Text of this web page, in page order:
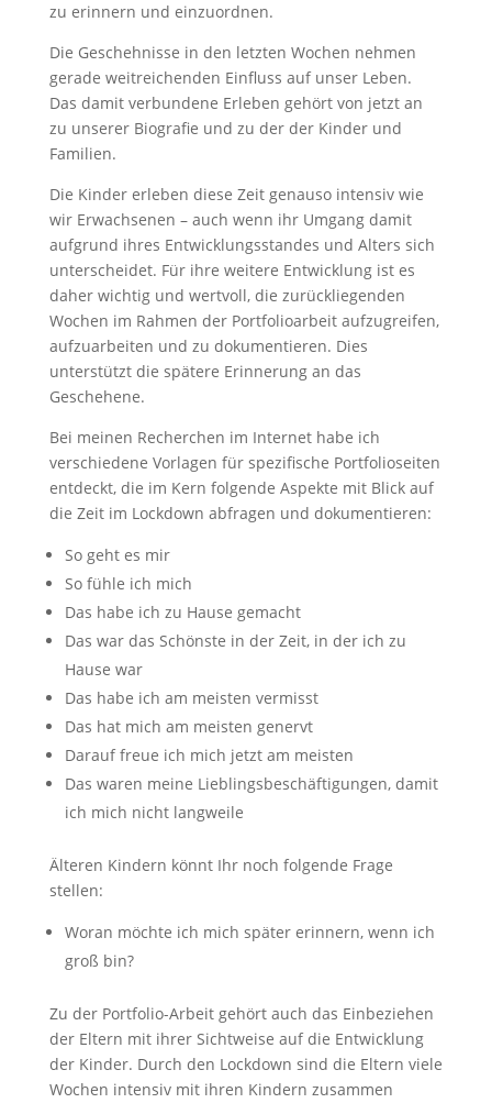
zu erinnern und einzuordnen.
Die Geschehnisse in den letzten Wochen nehmen
gerade weitreichenden Einfluss auf unser Leben.
Das damit verbundene Erleben gehört von jetzt an
zu unserer Biografie und zu der der Kinder und
Familien.
Die Kinder erleben diese Zeit genauso intensiv wie
wir Erwachsenen – auch wenn ihr Umgang damit
aufgrund ihres Entwicklungsstandes und Alters sich
unterscheidet. Für ihre weitere Entwicklung ist es
daher wichtig und wertvoll, die zurückliegenden
Wochen im Rahmen der Portfolioarbeit aufzugreifen,
aufzuarbeiten und zu dokumentieren. Dies
unterstützt die spätere Erinnerung an das
Geschehene.
Bei meinen Recherchen im Internet habe ich
verschiedene Vorlagen für spezifische Portfolioseiten
entdeckt, die im Kern folgende Aspekte mit Blick auf
die Zeit im Lockdown abfragen und dokumentieren:
So geht es mir
So fühle ich mich
Das habe ich zu Hause gemacht
Das war das Schönste in der Zeit, in der ich zu
Hause war
Das habe ich am meisten vermisst
Das hat mich am meisten genervt
Darauf freue ich mich jetzt am meisten
Das waren meine Lieblingsbeschäftigungen, damit
ich mich nicht langweile
Älteren Kindern könnt Ihr noch folgende Frage
stellen:
Woran möchte ich mich später erinnern, wenn ich
groß bin?
Zu der Portfolio-Arbeit gehört auch das Einbeziehen
der Eltern mit ihrer Sichtweise auf die Entwicklung
der Kinder. Durch den Lockdown sind die Eltern viele
Wochen intensiv mit ihren Kindern zusammen